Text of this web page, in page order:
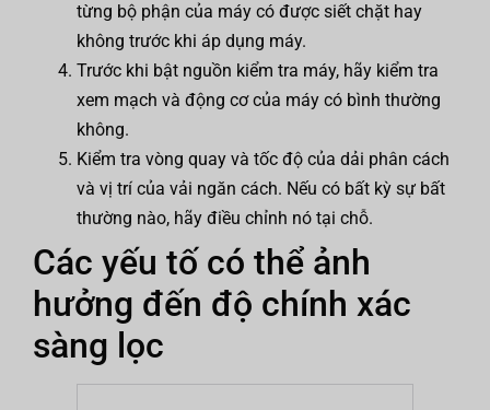
từng bộ phận của máy có được siết chặt hay
không trước khi áp dụng máy.
Trước khi bật nguồn kiểm tra máy, hãy kiểm tra
xem mạch và động cơ của máy có bình thường
không.
Kiểm tra vòng quay và tốc độ của dải phân cách
và vị trí của vải ngăn cách. Nếu có bất kỳ sự bất
thường nào, hãy điều chỉnh nó tại chỗ.
Các yếu tố có thể ảnh
hưởng đến độ chính xác
sàng lọc